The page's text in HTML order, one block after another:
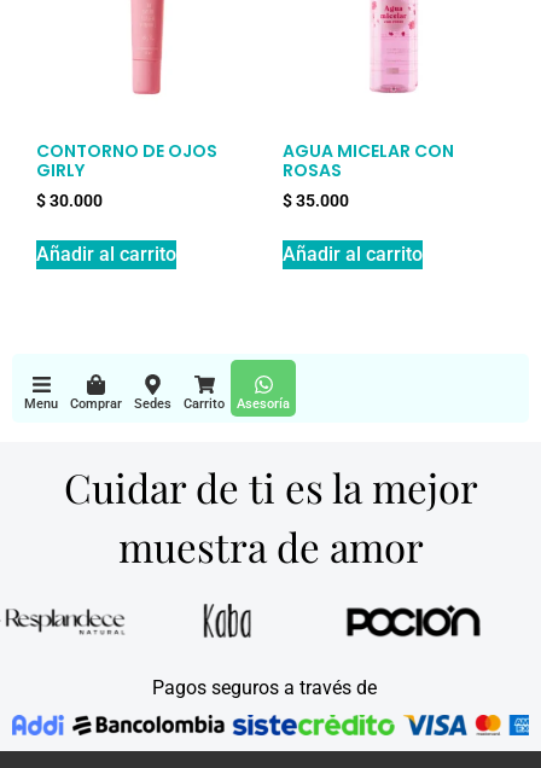
CONTORNO DE OJOS
GIRLY
$30.000
Añadir al carrito
AGUA MICELAR CON
ROSAS
$35.000
Añadir al carrito
Menu Comprar Sedes Carrito Asesoría
Cuidar de ti es la mejor
muestra de amor
Pagos seguros a través de